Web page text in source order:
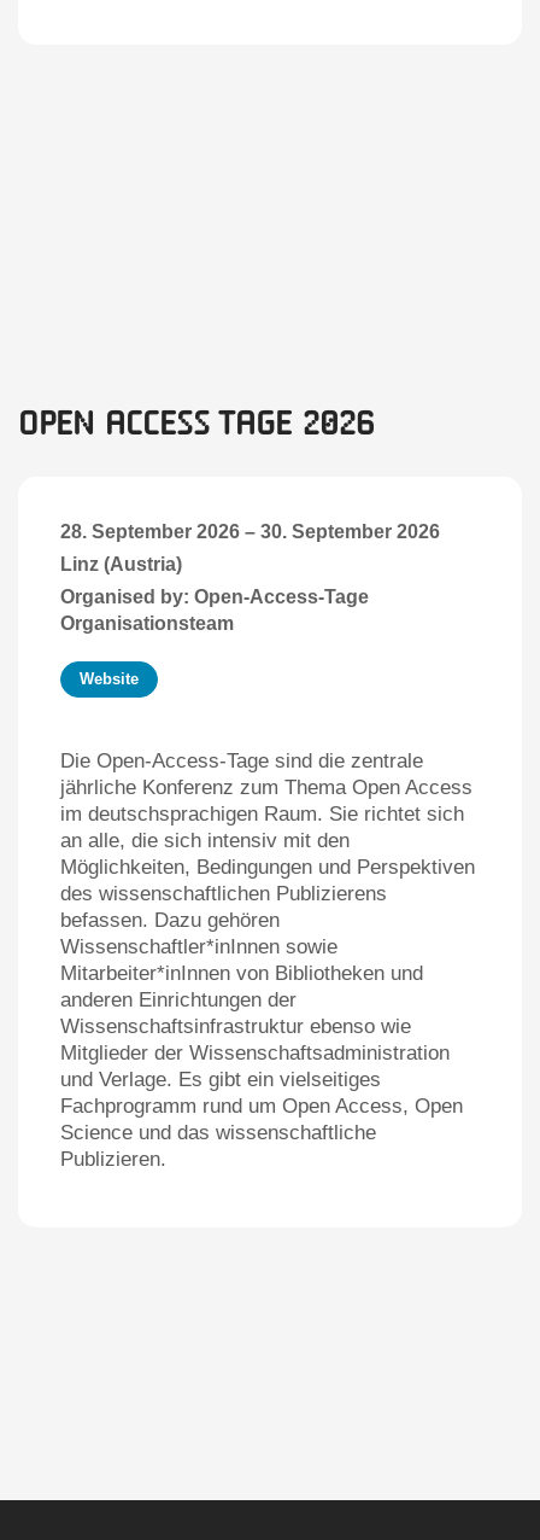
Open Access Tage 2026
28. September 2026 – 30. September 2026
Linz (Austria)
Organised by: Open-Access-Tage
Organisationsteam
Website
Die Open-Access-Tage sind die zentrale
jährliche Konferenz zum Thema Open Access
im deutschsprachigen Raum. Sie richtet sich
an alle, die sich intensiv mit den
Möglichkeiten, Bedingungen und Perspektiven
des wissenschaftlichen Publizierens
befassen. Dazu gehören
Wissenschaftler*inInnen sowie
Mitarbeiter*inInnen von Bibliotheken und
anderen Einrichtungen der
Wissenschaftsinfrastruktur ebenso wie
Mitglieder der Wissenschaftsadministration
und Verlage. Es gibt ein vielseitiges
Fachprogramm rund um Open Access, Open
Science und das wissenschaftliche
Publizieren.